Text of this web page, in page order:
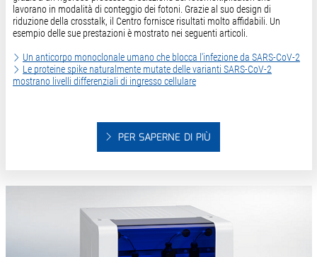
lavorano in modalità di conteggio dei fotoni. Grazie al suo design di
riduzione della crosstalk, il Centro fornisce risultati molto affidabili. Un
esempio delle sue prestazioni è mostrato nei seguenti articoli.
Un anticorpo monoclonale umano che blocca l'infezione da SARS-CoV-2
Le proteine spike naturalmente mutate delle varianti SARS-CoV-2
mostrano livelli differenziali di ingresso cellulare
PER SAPERNE DI PIÙ